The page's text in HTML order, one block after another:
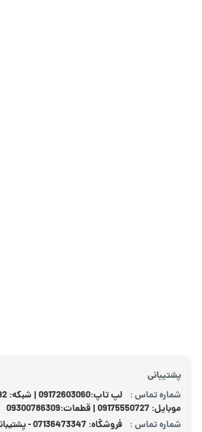
پشتیبانی
شماره تماس :
موبایل: 09175550727 | قطعات:09300786309
شماره تماس : فروشگاه: 07136473347 - پشتیبانی: 09192066956